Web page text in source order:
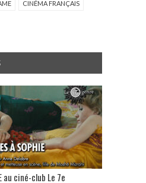
CINÉMA FRANÇAIS
au ciné-club Le 7e